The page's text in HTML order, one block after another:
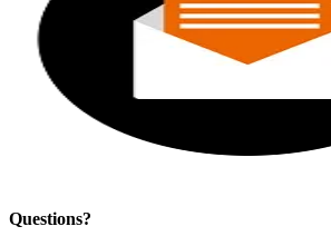
Questions?